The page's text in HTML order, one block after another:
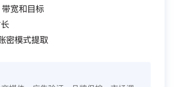
宽和目标
密模式提取